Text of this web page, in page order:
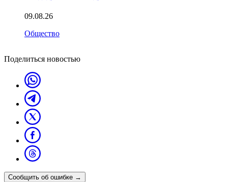
09.08.26
Общество
Поделиться новостью
Сообщить об ошибке →